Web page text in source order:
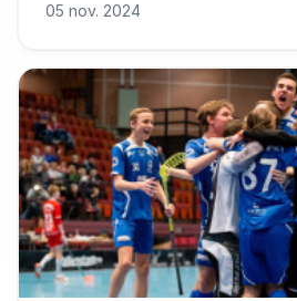
05 nov. 2024